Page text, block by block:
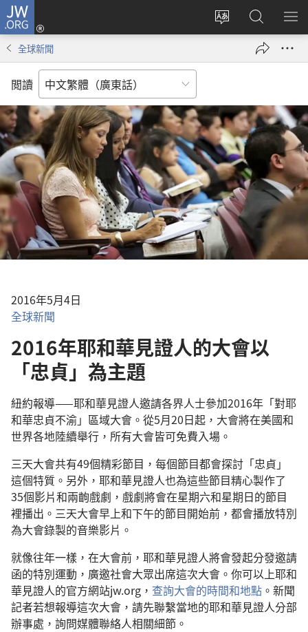
JW.ORG
更
言
登
錄
（開
窗）
搜
尋
JW.ORG
顯
全球新聞
閲讀
2016年5月4日
全球新聞
2016年耶和華見證人的大會以
「忠貞」為主題
紐約報導——耶和華見證人邀請各界人士參加2016年「對耶
和華忠貞不渝」區域大會。從5月20日起，大會將在美國和
世界各地陸續舉行，所有大會皆可免費入場。
三天大會共有49個精彩節目，每個節目都會探討「忠貞」
這個特質。另外，耶和華見證人也為這些節目精心製作了
35個影片和兩齣戲劇，戲劇將會在星期六和星期日的節目
裡播出。三天大會早上和下午的節目開始前，都會播放特別
為大會錄製的音樂影片。
就像往年一樣，在大會前，耶和華見證人將會發起分發邀請
函的特別運動，廣邀社會大眾出席這次大會。你可以上耶和
華見證人的官方網站jw.org， 查詢大會的時間和地點 。新聞
記者若想報導這次大會，請先聯繫當地的耶和華見證人分部
辦事處，詢問媒體聯絡人相關細節。